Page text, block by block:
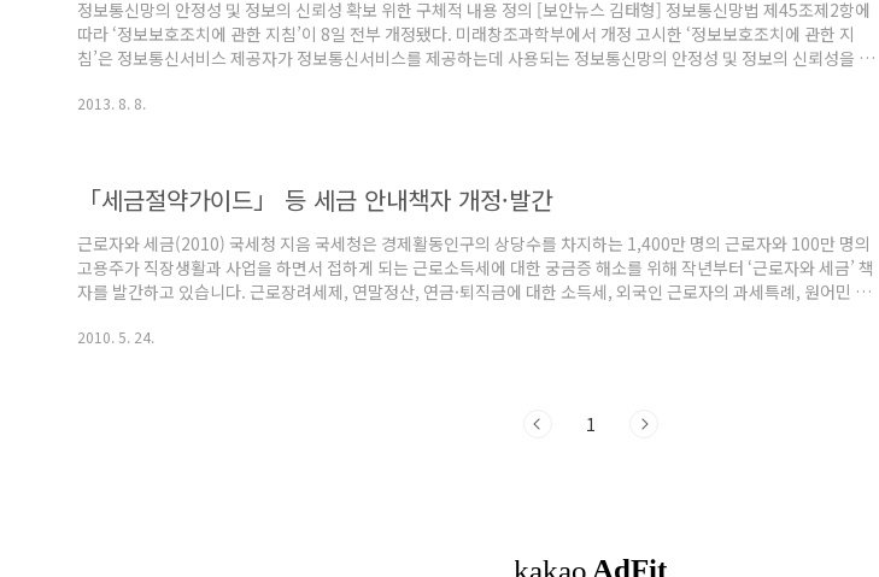
정보통신망의 안정성 및 정보의 신뢰성 확보 위한 구체적 내용 정의 [보안뉴스 김태형] 정보통신망법 제45조제2항에
따라 ‘정보보호조치에 관한 지침’이 8일 전부 개정됐다. 미래창조과학부에서 개정 고시한 ‘정보보호조치에 관한 지
침’은 정보통신서비스 제공자가 정보통신서비스를 제공하는데 사용되는 정보통신망의 안정성 및 정보의 신뢰성을 확
버·웹서버’ 등과 같은 용어에 대한 정의를 했다. 이번에 개정·고시된 주요 내용은 다음과 같다. 정보보호조치에 관한
2013. 8. 8.
「세금절약가이드」 등 세금 안내책자 개정·발간
근로자와 세금(2010) 국세청 지음 국세청은 경제활동인구의 상당수를 차지하는 1,400만 명의 근로자와 100만 명의
고용주가 직장생활과 사업을 하면서 접하게 되는 근로소득세에 대한 궁금증 해소를 위해 작년부터 ‘근로자와 세금’ 책
자를 발간하고 있습니다. 근로장려세제, 연말정산, 연금·퇴직금에 대한 소득세, 외국인 근로자의 과세특례, 원어민 교
쪼록 이 책자가 납세자 여러분에게 유용한 세금길잡이로 활용되고, 나아가 세금에 대한 인식을 새롭게 하는데 도움이
2010. 5. 24.
1